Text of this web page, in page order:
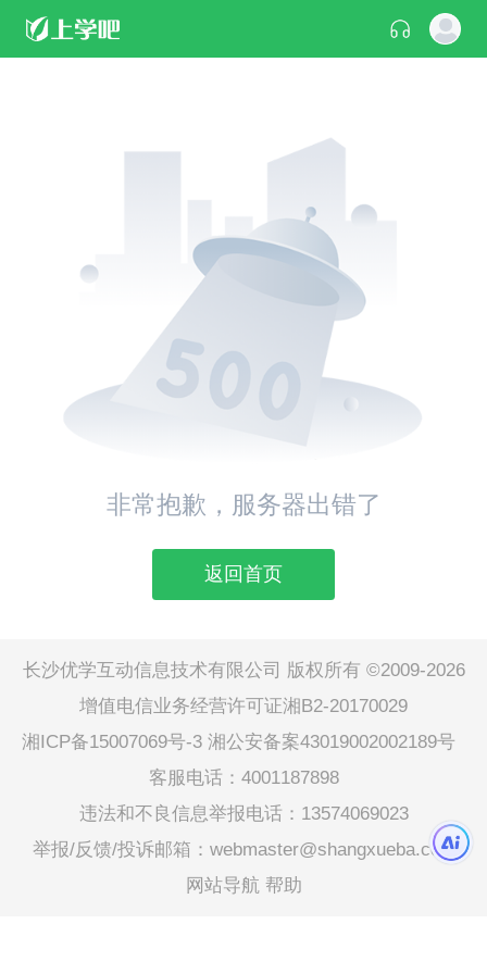
非常抱歉，服务器出错了
返回首页
长沙优学互动信息技术有限公司 版权所有 ©2009-2026
增值电信业务经营许可证湘B2-20170029
湘ICP备15007069号-3 湘公安备案43019002002189号
客服电话：4001187898
违法和不良信息举报电话：13574069023
举报/反馈/投诉邮箱：webmaster@shangxueba.com
网站导航 帮助